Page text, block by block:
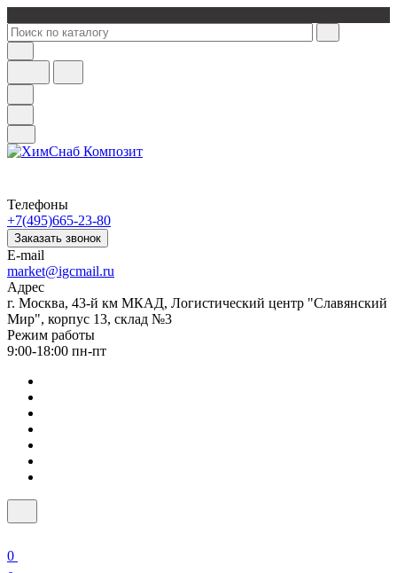
Телефоны
+7(495)665-23-80
Заказать звонок
E-mail
market@igcmail.ru
Адрес
г. Москва, 43-й км МКАД, Логистический центр "Славянский
Мир", корпус 13, склад №3
Режим работы
9:00-18:00 пн-пт
0